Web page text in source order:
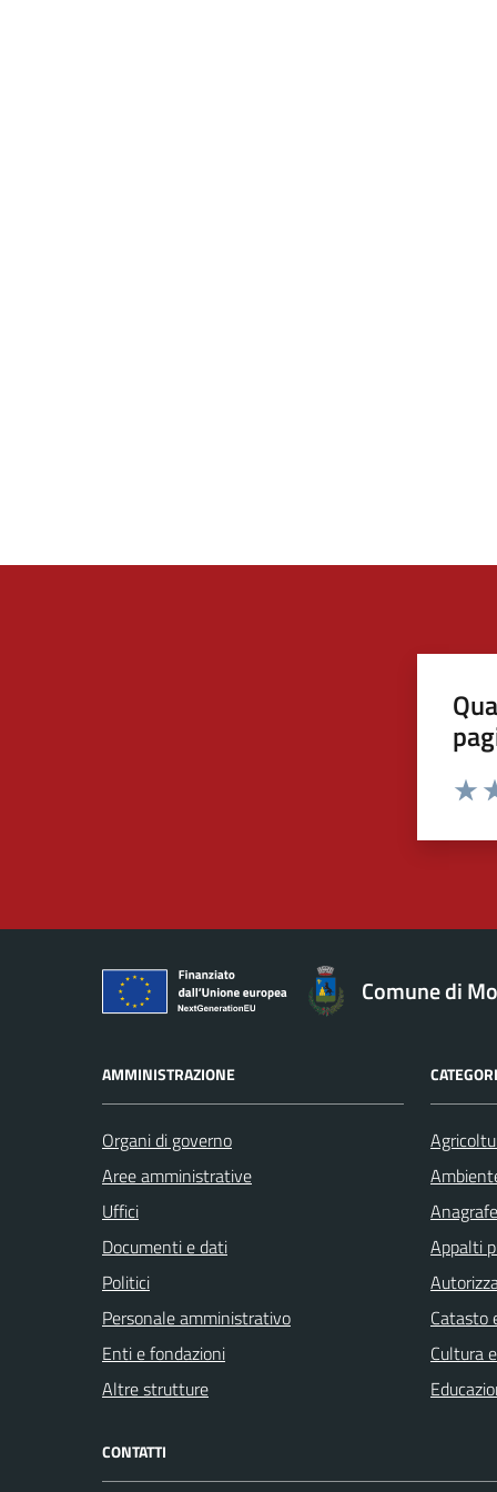
Comune di
AMMINISTRAZIONE
Organi di governo
Aree amministrative
Uffici
Documenti e dati
Politici
Personale amministrativo
Enti e fondazioni
Altre strutture
Appalti
Catasto
Cultura
CONTATTI